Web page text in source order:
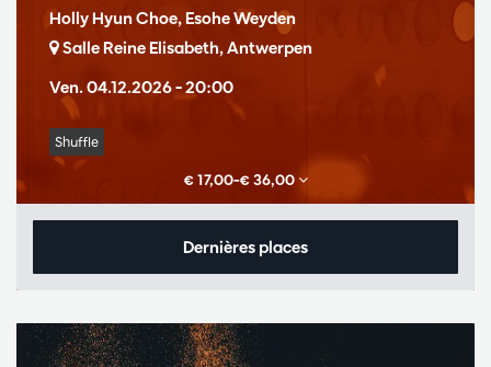
Holly Hyun Choe, Esohe Weyden
Ven. 04.12.2026– 20:00
Salle Reine Elisabeth, Antwerpen
Shuffle
€ 17,00–€ 36,00
Dernières places